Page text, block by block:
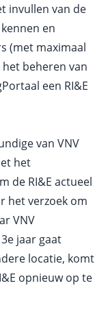
invullen van de
en
(met maximaal
beheren van
een RI&E
van VNV
het
de RI&E actueel
het verzoek om
VNV
jaar gaat
locatie, komt
opnieuw op te